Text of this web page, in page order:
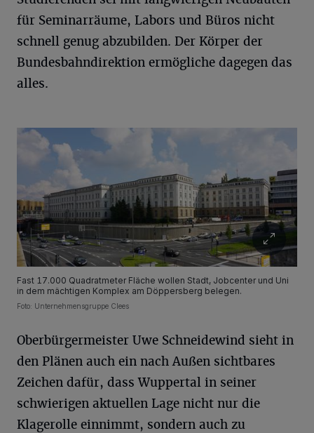
für Seminarräume, Labors und Büros nicht
schnell genug abzubilden. Der Körper der
Bundesbahndirektion ermögliche dagegen das
alles.
Fast 17.000 Quadratmeter Fläche wollen Stadt, Jobcenter und Uni
in dem mächtigen Komplex am Döppersberg belegen.
Foto: Unternehmensgruppe Clees
Oberbürgermeister Uwe Schneidewind sieht in
den Plänen auch ein nach Außen sichtbares
Zeichen dafür, dass Wuppertal in seiner
schwierigen aktuellen Lage nicht nur die
Klagerolle einnimmt, sondern auch zu